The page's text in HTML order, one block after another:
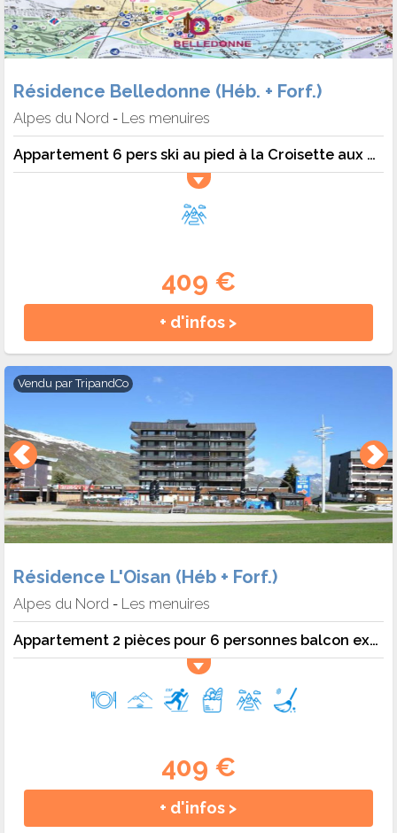
Résidence Belledonne (Héb. + Forf.)
Alpes du Nord - Les menuires
Appartement 6 pers ski au pied à la Croisette aux Menuires - 6 pers. - 36m2 - TV
409 €
+ d'infos >
Vendu parTripandCo
Résidence L'Oisan (Héb + Forf.)
Alpes du Nord - Les menuires
Appartement 2 pièces pour 6 personnes balcon exposé Sud - 6 pers. - 31m2 - TV
409 €
+ d'infos >